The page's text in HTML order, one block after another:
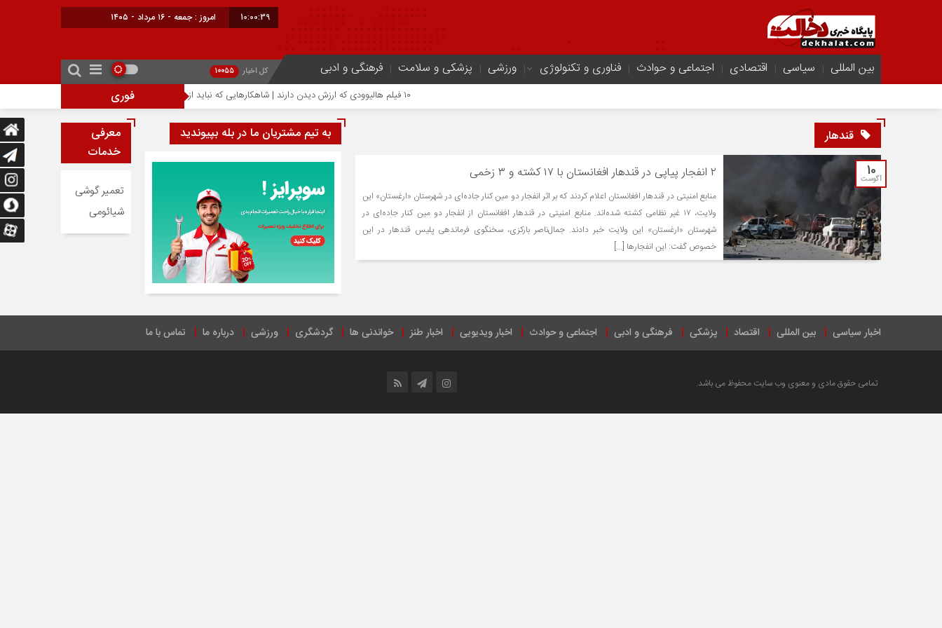
10:00:39 امروز : جمعه - ۱۶ مرداد - ۱۴۰۵
بین المللی سیاسی اقتصادی اجتماعی و حوادث فناوری و تکنولوژی ورزشی پزشکی و سلامت فرهنگی و ادبی کل اخبار 10055
فوری
احتمال افزایش ۳۰۰ دلاری قیمت آیفون ۱۸ پرو؛ تراشه ۲ نانومتری عامل گرانی آیفون‌های جدید اپل
قندهار
10
آگوست ۲ انفجار پیاپی در قندهار افغانستان با ۱۷ کشته و ۳ زخمی
منابع امنیتی در قندهار افغانستان اعلام کردند که بر اثر انفجار دو مین کنار جاده‌ای در شهرستان «ارغستان» این
ولایت، ۱۷ غیر نظامی کشته شده‌اند. منابع امنیتی در قندهار افغانستان از انفجار دو مین کنار جاده‌ای در
شهرستان «ارغستان» این ولایت خبر دادند. جمال‌ناصر بارکزی، سخنگوی فرماندهی پلیس قندهار در این
خصوص گفت: این انفجارها [...]
به تیم مشتریان ما در بله بپیوندید
معرفی
خدمات
تعمیر گوشی
شیائومی
اخبار سیاسی بین المللی اقتصاد پزشکی فرهنگی و ادبی اجتماعی و حوادث اخبار ویدیویی اخبار طنز خواندنی ها گردشگری ورزشی درباره ما تماس با ما
تمامی حقوق مادی و معنوی وب سایت محفوظ می باشد.